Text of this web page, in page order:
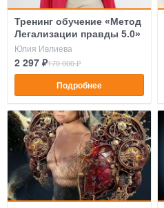
Тренинг обучение «Метод
Легализации правды 5.0»
Юлия Ивлиева
2 297 ₽170 000 ₽
Подробнее